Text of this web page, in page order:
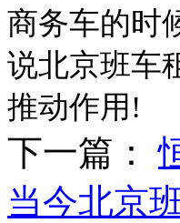
商务车的时
说北京班车
推动作用!
下一篇：
当今北京